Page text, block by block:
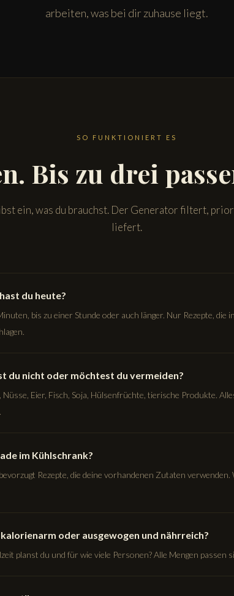
arbeiten, was bei dir zuhause liegt.
SO FUNKTIONIERT ES
Bis zu drei
ein, was du brauchst. Der Generator filtert,
liefert.
du heute?
bis zu einer Stunde oder auch länger. Nur Rezepte, die
du nicht oder möchtest du vermeiden?
Eier, Fisch, Soja, Hülsenfrüchte, tierische Produkte.
im Kühlschrank?
Rezepte, die deine vorhandenen Zutaten verwenden.
oder ausgewogen und nährreich?
planst du und für wie viele Personen? Alle Mengen passen